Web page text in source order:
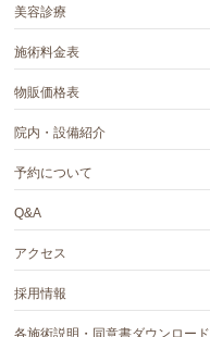
美容診療
施術料金表
物販価格表
院内・設備紹介
予約について
Q&A
アクセス
採用情報
各施術説明・同意書ダウンロード